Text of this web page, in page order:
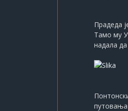
Прадеда
Тамо му
надала да
путовања